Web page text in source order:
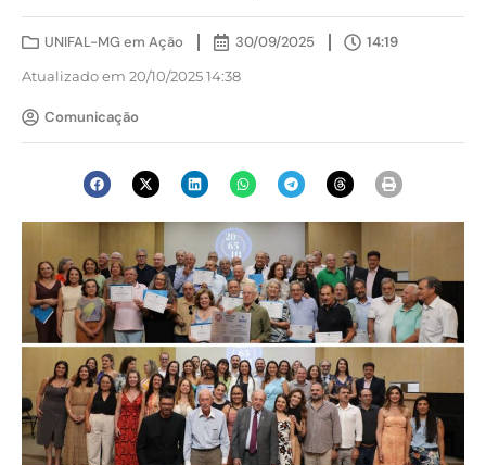
UNIFAL-MG em Ação 30/09/2025 14:19
Atualizado em 20/10/2025 14:38
Comunicação